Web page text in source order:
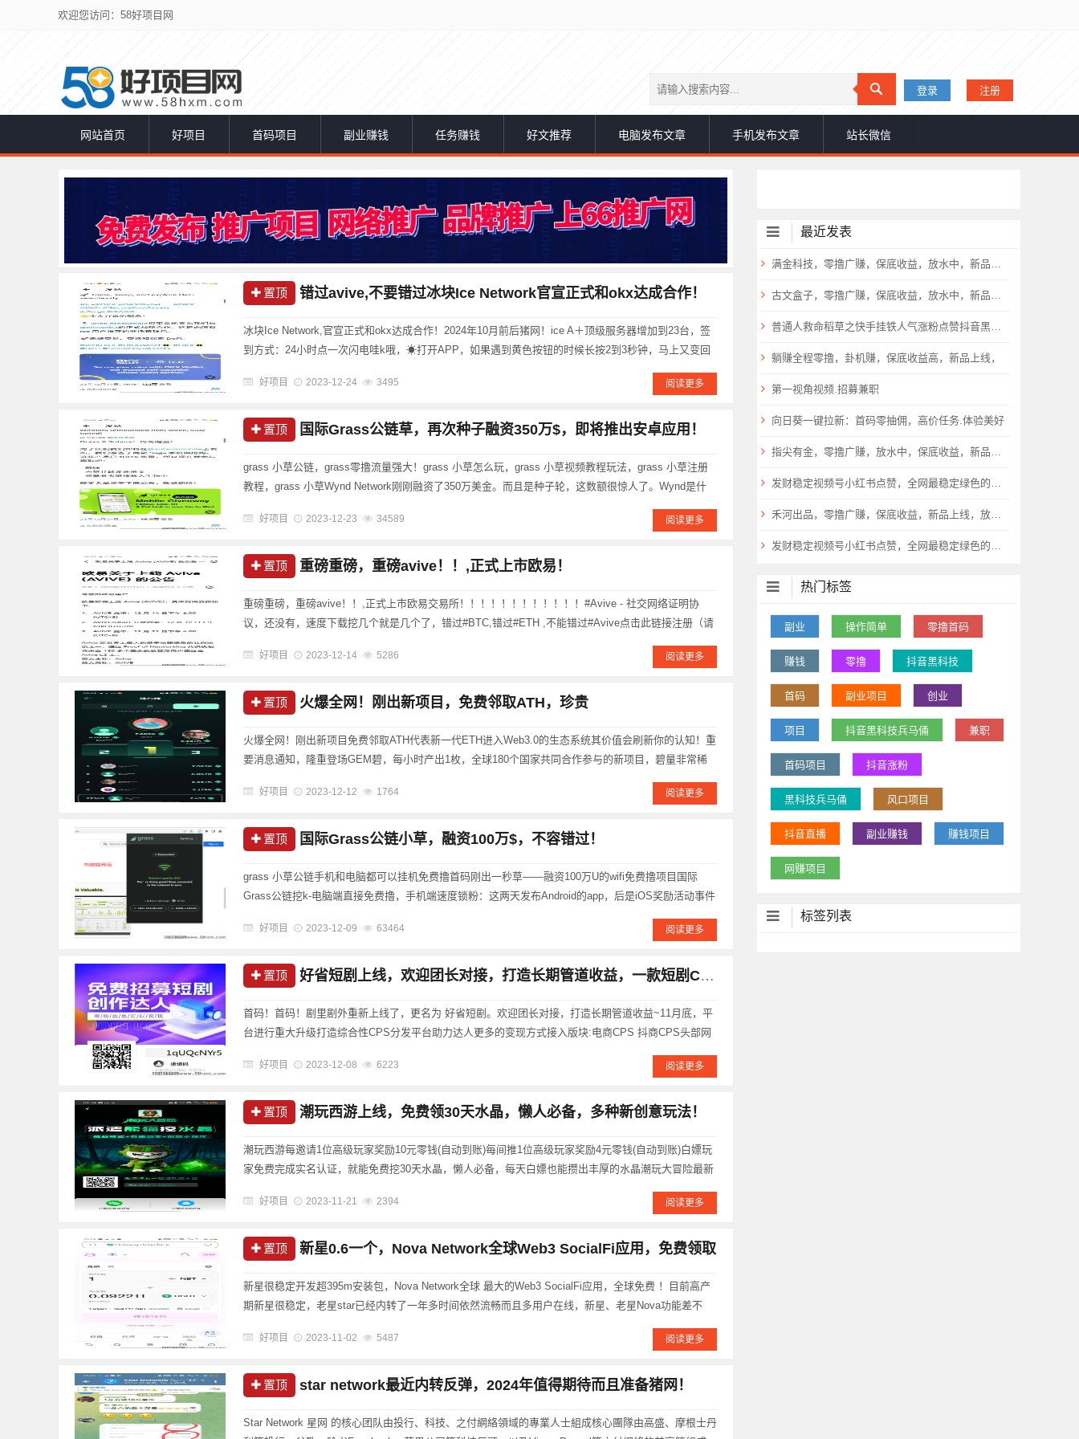
欢迎您访问：58好项目网
登录 注册
网站首页 好项目 首码项目 副业赚钱 任务赚钱 好文推荐 电脑发布文章 手机发布文章 站长微信
置顶 错过avive,不要错过冰块Ice Network官宣正式和okx达成合作！
冰块Ice Network,官宣正式和okx达成合作！2024年10月前后猪网！ice A＋顶级服务器增加到23台，签
到方式：24小时点一次闪电哇k哦，☀打开APP，如果遇到黄色按钮的时候长按2到3秒钟，马上又变回
不了，可以用......
好项目 2023-12-24 3495 阅读更多
置顶 国际Grass公链草，再次种子融资350万$，即将推出安卓应用！
grass 小草公链，grass零撸流量强大！grass 小草怎么玩，grass 小草视频教程玩法，grass 小草注册
教程，grass 小草Wynd Network刚刚融资了350万美金。而且是种子轮，这数额很惊人了。Wynd是什
好项目 2023-12-23 34589 阅读更多
置顶 重磅重磅，重磅avive！！,正式上市欧易！
重磅重磅，重磅avive！！,正式上市欧易交易所！！！！！！！！！！！！#Avive - 社交网络证明协
议，还没有，速度下载挖几个就是几个了，错过#BTC,错过#ETH ,不能错过#Avive点击此链接注册（请
好项目 2023-12-14 5286 阅读更多
置顶 火爆全网！刚出新项目，免费邻取ATH，珍贵
火爆全网！刚出新项目免费邻取ATH代表新一代ETH进入Web3.0的生态系统其价值会刷新你的认知！重
要消息通知，隆重登场GEM碧，每小时产出1枚，全球180个国家共同合作参与的新项目，碧量非常稀
时点一次，ATH上线......
好项目 2023-12-12 1764 阅读更多
置顶 国际Grass公链小草，融资100万$，不容错过！
grass 小草公链手机和电脑都可以挂机免费撸首码刚出一秒草——融资100万U的wifi免费撸项目国际
Grass公链挖k-电脑端直接免费撸，手机端速度锁粉：这两天发布Android的app，后是iOS奖励活动事件
10%三代5......
好项目 2023-12-09 63464 阅读更多
置顶 好省短剧上线，欢迎团长对接，打造长期管道收益，一款短剧CPS分销平台
首码！首码！剧里剧外重新上线了，更名为 好省短剧。欢迎团长对接，打造长期管道收益~11月底，平
台进行重大升级打造综合性CPS分发平台助力达人更多的变现方式接入版块:电商CPS 抖商CPS头部网
省团队开发的一款短剧CPS......
好项目 2023-12-08 6223 阅读更多
置顶 潮玩西游上线，免费领30天水晶，懒人必备，多种新创意玩法！
潮玩西游每邀请1位高级玩家奖励10元零钱(自动到账)每间推1位高级玩家奖励4元零钱(自动到账)白嫖玩
家免费完成实名认证，就能免费挖30天水晶，懒人必备，每天白嫖也能攒出丰厚的水晶潮玩大冒险最新
几率获得熊猫碎片，熊猫碎片可以合成每......
好项目 2023-11-21 2394 阅读更多
置顶 新星0.6一个，Nova Network全球Web3 SocialFi应用，免费领取
新星很稳定开发超395m安装包，Nova Network全球 最大的Web3 SocialFi应用，全球免费 ！目前高产
期新星很稳定，老星star已经内转了一年多时间依然流畅而且多用户在线，新星、老星Nova功能差不
本、......
好项目 2023-11-02 5487 阅读更多
置顶 star network最近内转反弹，2024年值得期待而且准备猪网！
Star Network 星网 的核心团队由投行、科技、之付網絡領域的專業人士組成核心團隊由高盛、摩根士丹
最近发表
满金科技，零撸广赚，保底收益，放水中，新品上线，
古文盒子，零撸广赚，保底收益，放水中，新品上线，
普通人救命稻草之快手挂铁人气涨粉点赞抖音黑科技云端商城免费公布
躺赚全程零撸，卦机赚，保底收益高，新品上线，
第一视角视频.招募兼职
向日葵一键拉新：首码零抽佣，高价任务.体验美好
指尖有金，零撸广赚，放水中，保底收益，新品上线，
发财稳定视频号小红书点赞，全网最稳定绿色的项目，小红书启动
禾河出品，零撸广赚，保底收益，新品上线，放水中
发财稳定视频号小红书点赞，全网最稳定绿色的项目，小红书启动
热门标签
副业 操作简单 零撸首码
赚钱 零撸 抖音黑科技
首码 副业项目 创业
项目 抖音黑科技兵马俑 兼职
首码项目 抖音涨粉
黑科技兵马俑 风口项目
抖音直播 副业赚钱 赚钱项目
网赚项目
标签列表